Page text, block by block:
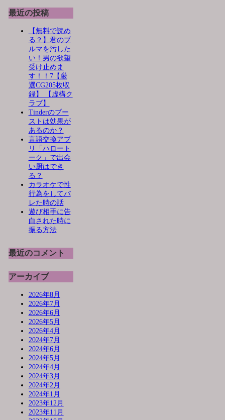
最近の投稿
【無料で読め
る？】君のブ
ルマを汚した
い！男の欲望
受け止めま
す！！7【厳
選CG205枚収
録】 【虚構ク
ラブ】
Tinderのブー
ストは効果が
あるのか？
言語交換アプ
リ「ハロート
ーク」で出会
い厨はでき
る？
カラオケで性
行為をしてバ
レた時の話
遊び相手に告
白された時に
振る方法
最近のコメント
アーカイブ
2026年8月
2026年7月
2026年6月
2026年5月
2026年4月
2024年7月
2024年6月
2024年5月
2024年4月
2024年3月
2024年2月
2024年1月
2023年12月
2023年11月